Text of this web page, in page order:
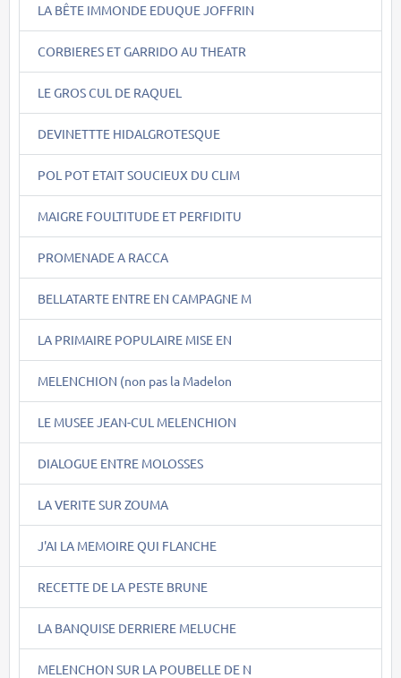
LA BÊTE IMMONDE EDUQUE JOFFRIN
CORBIERES ET GARRIDO AU THEATR
LE GROS CUL DE RAQUEL
DEVINETTTE HIDALGROTESQUE
POL POT ETAIT SOUCIEUX DU CLIM
MAIGRE FOULTITUDE ET PERFIDITU
PROMENADE A RACCA
BELLATARTE ENTRE EN CAMPAGNE M
LA PRIMAIRE POPULAIRE MISE EN
MELENCHION (non pas la Madelon
LE MUSEE JEAN-CUL MELENCHION
DIALOGUE ENTRE MOLOSSES
LA VERITE SUR ZOUMA
J'AI LA MEMOIRE QUI FLANCHE
RECETTE DE LA PESTE BRUNE
LA BANQUISE DERRIERE MELUCHE
MELENCHON SUR LA POUBELLE DE N